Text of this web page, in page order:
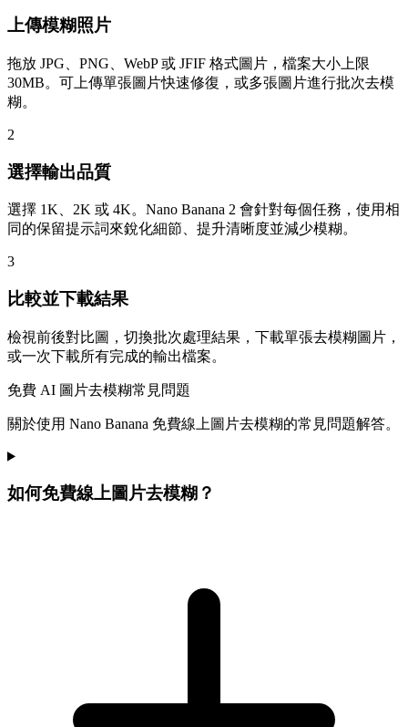
上傳模糊照片
拖放 JPG、PNG、WebP 或 JFIF 格式圖片，檔案大小上限
30MB。可上傳單張圖片快速修復，或多張圖片進行批次去模
糊。
2
選擇輸出品質
選擇 1K、2K 或 4K。Nano Banana 2 會針對每個任務，使用相
同的保留提示詞來銳化細節、提升清晰度並減少模糊。
3
比較並下載結果
檢視前後對比圖，切換批次處理結果，下載單張去模糊圖片，
或一次下載所有完成的輸出檔案。
免費 AI 圖片去模糊常見問題
關於使用 Nano Banana 免費線上圖片去模糊的常見問題解答。
如何免費線上圖片去模糊？